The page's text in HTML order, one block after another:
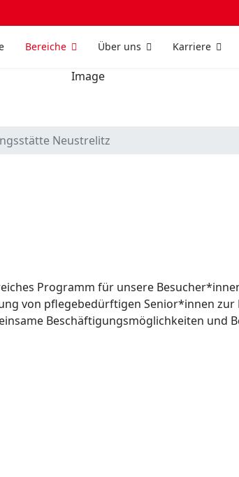
Bereiche Über uns Karriere
Neustrelitz
Programm für unsere
von pflegebedürftigen Senior*innen zur
Beschäftigungsmöglichkeiten und